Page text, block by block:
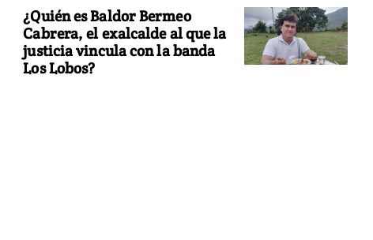
¿Quién es Baldor Bermeo
Cabrera, el exalcalde al que la
justicia vincula con la banda
Los Lobos?